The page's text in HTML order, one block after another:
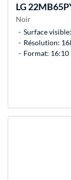
LG
Noir
Surface
Résolution:
Format: 16:10